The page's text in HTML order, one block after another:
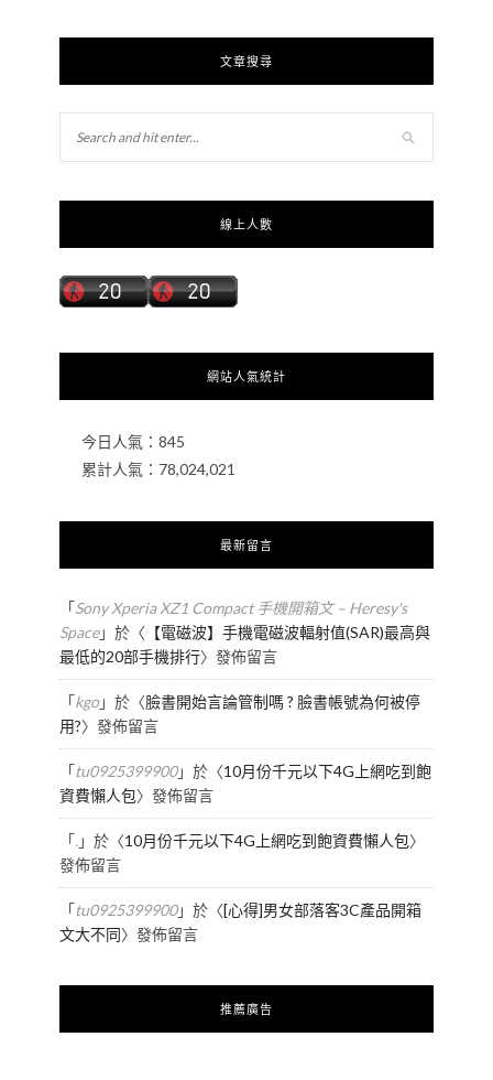
文章搜尋
線上人數
網站人氣統計
今日人氣： 845
累計人氣： 78,024,021
最新留言
「Sony Xperia XZ1 Compact 手機開箱文 – Heresy's
Space」於〈 【電磁波】手機電磁波輻射值(SAR)最高與
最低的20部手機排行〉發佈留言
「kgo」於〈臉書開始言論管制嗎 ? 臉書帳號為何被停
用?〉發佈留言
「tu0925399900」於〈10月份千元以下4G上網吃到飽
資費懶人包〉發佈留言
「.」於〈10月份千元以下4G上網吃到飽資費懶人包〉
發佈留言
「tu0925399900」於〈[心得]男女部落客3C產品開箱
文大不同〉發佈留言
推薦廣告